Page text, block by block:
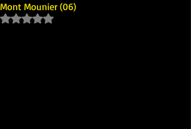
Mont Mounier (06)
Noté NaN étoiles sur 5.